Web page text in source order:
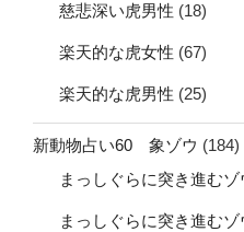
慈悲深い虎男性 (18)
楽天的な虎女性 (67)
楽天的な虎男性 (25)
新動物占い60 象ゾウ (184)
まっしぐらに突き進むゾ
まっしぐらに突き進むゾ